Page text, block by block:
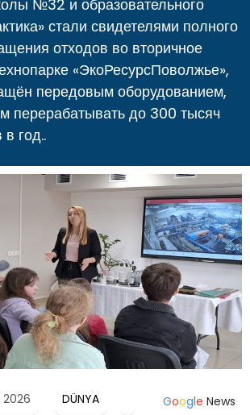
№32 и образовательного
стали свидетелями полного
отходов во вторичное
«ЭкоРесурсПоволжье»,
передовым оборудованием,
перерабатывать до 300 тысяч
год..
2026 DÜNYA Google News